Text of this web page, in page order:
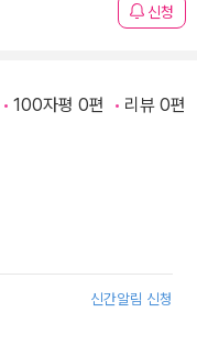
신청
100자평 0편 리뷰 0편
신간알림 신청